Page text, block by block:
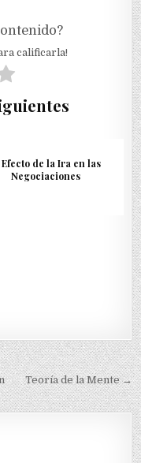
calificarla!
Efecto de la Ira en las
Negociaciones
Teoría de la Mente →